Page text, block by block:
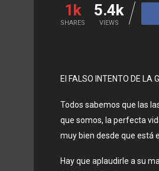
1k
SHARES
5.4k
VIEWS
El FALSO INTENTO DE LA
Todos sabemos que las
que somos, la perfecta
muy bien desde que está
Hay que aplaudirle a su